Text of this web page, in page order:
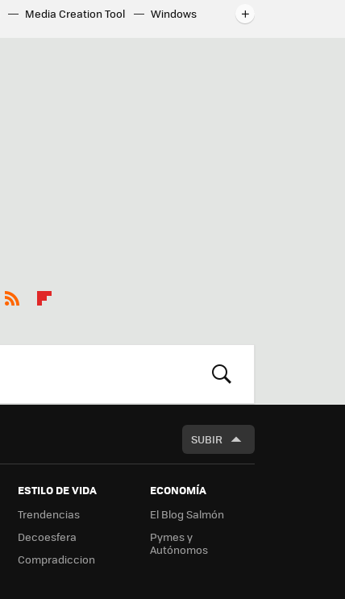
Media Creation Tool
Windows
boa
BUSCAR
SUBIR
ESTILO DE VIDA
Trendencias
Decoesfera
Compradiccion
ECONOMÍA
El Blog Salmón
Pymes y
Autónomos